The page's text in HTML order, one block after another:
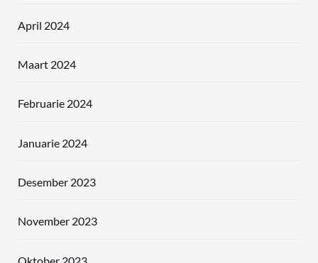
April 2024
Maart 2024
Februarie 2024
Januarie 2024
Desember 2023
November 2023
Oktober 2023